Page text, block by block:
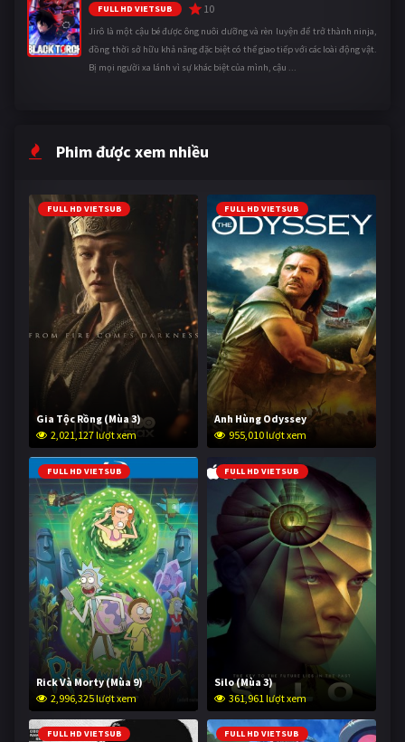
FULL HD VIETSUB 10
Jirô là một cậu bé được ông nuôi dưỡng và rèn luyện để trở thành ninja,
đồng thời sở hữu khả năng đặc biệt có thể giao tiếp với các loài động vật.
Bị mọi người xa lánh vì sự khác biệt của mình, cậu ...
Phim được xem nhiều
FULL HD VIETSUB
Gia Tộc Rồng (Mùa 3)
2,021,127 lượt xem
FULL HD VIETSUB
Anh Hùng Odyssey
955,010 lượt xem
FULL HD VIETSUB
Rick Và Morty (Mùa 9)
2,996,325 lượt xem
FULL HD VIETSUB
Silo (Mùa 3)
361,961 lượt xem
FULL HD VIETSUB FULL HD VIETSUB